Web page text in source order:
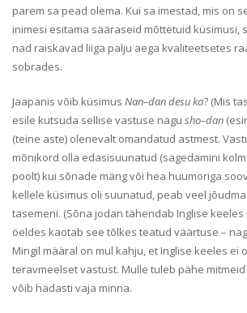
parem sa pead olema. Kui sa imestad, mis on
inimesi esitama sääraseid mõttetuid küsimusi,
nad raiskavad liiga palju aega kvaliteetsetes
sobrades.
Jaapanis võib küsimus Nan–dan desu ka? (Mis
esile kutsuda sellise vastuse nagu sho–dan
(teine aste) olenevalt omandatud astmest.
mõnikord olla edasisuunatud (sagedamini
poolt) kui sõnade mäng või hea huumoriga
kellele küsimus oli suunatud, peab veel
tasemeni. (Sõna jodan tähendab Inglise keeles
öeldes kaotab see tõlkes teatud väärtuse –
Mingil määral on mul kahju, et Inglise keeles ei
teravmeelset vastust. Mulle tuleb pähe
võib hädasti vaja minna.